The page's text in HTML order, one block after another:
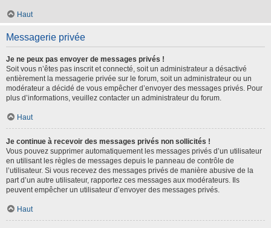
Haut
Messagerie privée
Je ne peux pas envoyer de messages privés !
Soit vous n’êtes pas inscrit et connecté, soit un administrateur a désactivé
entièrement la messagerie privée sur le forum, soit un administrateur ou un
modérateur a décidé de vous empêcher d’envoyer des messages privés. Pour
plus d’informations, veuillez contacter un administrateur du forum.
Haut
Je continue à recevoir des messages privés non sollicités !
Vous pouvez supprimer automatiquement les messages privés d’un utilisateur
en utilisant les règles de messages depuis le panneau de contrôle de
l’utilisateur. Si vous recevez des messages privés de manière abusive de la
part d’un autre utilisateur, rapportez ces messages aux modérateurs. Ils
peuvent empêcher un utilisateur d’envoyer des messages privés.
Haut